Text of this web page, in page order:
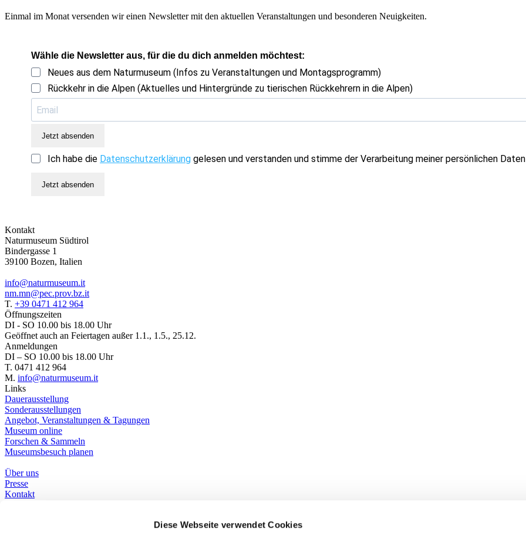
Diese Webseite verwendet Cookies
Einmal im Monat versenden wir einen Newsletter mit den aktuellen Veranstaltungen und besonderen Neuigkeiten.
Wähle die Newsletter aus, für die du dich anmelden möchtest:
Neues aus dem Naturmuseum (Infos zu Veranstaltungen und Montagsprogramm)
Rückkehr in die Alpen (Aktuelles und Hintergründe zu tierischen Rückkehrern in die Alpen)
Jetzt absenden
Ich habe die Datenschutzerklärung gelesen und verstanden und stimme der Verarbeitung meiner persönlichen
Jetzt absenden
Kontakt
Naturmuseum Südtirol
Bindergasse 1
39100 Bozen, Italien
info@naturmuseum.it
nm.mn@pec.prov.bz.it
T. +39 0471 412 964
Öffnungszeiten
DI - SO 10.00 bis 18.00 Uhr
Geöffnet auch an Feiertagen außer 1.1., 1.5., 25.12.
Anmeldungen
DI – SO 10.00 bis 18.00 Uhr
T. 0471 412 964
M. info@naturmuseum.it
Links
Dauerausstellung
Sonderausstellungen
Angebot, Veranstaltungen & Tagungen
Museum online
Forschen & Sammeln
Museumsbesuch planen
Über uns
Presse
Kontakt